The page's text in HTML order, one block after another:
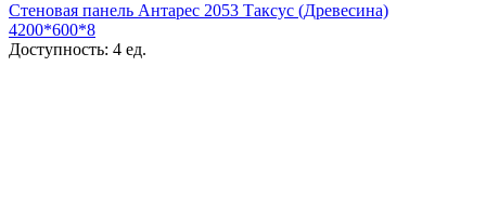
Стеновая панель Антарес 2053 Таксус (Древесина)
4200*600*8
Доступность: 4 ед.